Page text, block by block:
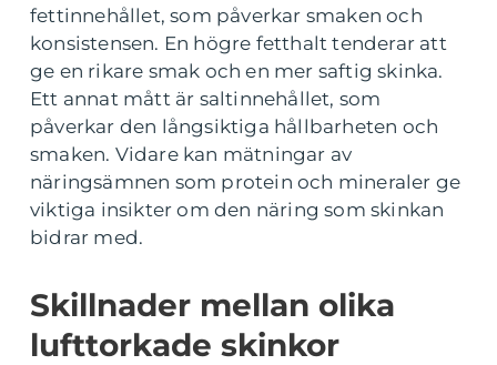
fettinnehållet, som påverkar smaken och
konsistensen. En högre fetthalt tenderar att
ge en rikare smak och en mer saftig skinka.
Ett annat mått är saltinnehållet, som
påverkar den långsiktiga hållbarheten och
smaken. Vidare kan mätningar av
näringsämnen som protein och mineraler ge
viktiga insikter om den näring som skinkan
bidrar med.
Skillnader mellan olika
lufttorkade skinkor